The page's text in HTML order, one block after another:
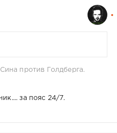
против Голдберга.
за пояс 24/7.